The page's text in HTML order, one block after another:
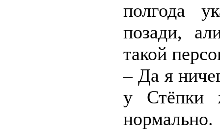
полгода
позади,
такой
– Да я
у Стёпки
нормально.